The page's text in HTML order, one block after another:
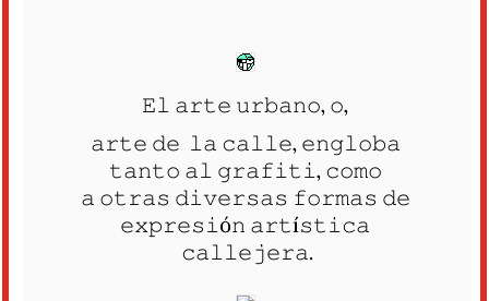
𝙴𝚕 𝚊𝚛𝚝𝚎 𝚞𝚛𝚋𝚊𝚗𝚘, 𝚘,
𝚊𝚛𝚝𝚎 𝚍𝚎 𝚕𝚊 𝚌𝚊𝚕𝚕𝚎, 𝚎𝚗𝚐𝚕𝚘𝚋𝚊
𝚝𝚊𝚗𝚝𝚘 𝚊𝚕 𝚐𝚛𝚊𝚏𝚒𝚝𝚒, 𝚌𝚘𝚖𝚘
𝚊 𝚘𝚝𝚛𝚊𝚜 𝚍𝚒𝚟𝚎𝚛𝚜𝚊𝚜 𝚏𝚘𝚛𝚖𝚊𝚜 𝚍𝚎
𝚎𝚡𝚙𝚛𝚎𝚜𝚒ó𝚗 𝚊𝚛𝚝í𝚜𝚝𝚒𝚌𝚊
𝚌𝚊𝚕𝚕𝚎𝚓𝚎𝚛𝚊.